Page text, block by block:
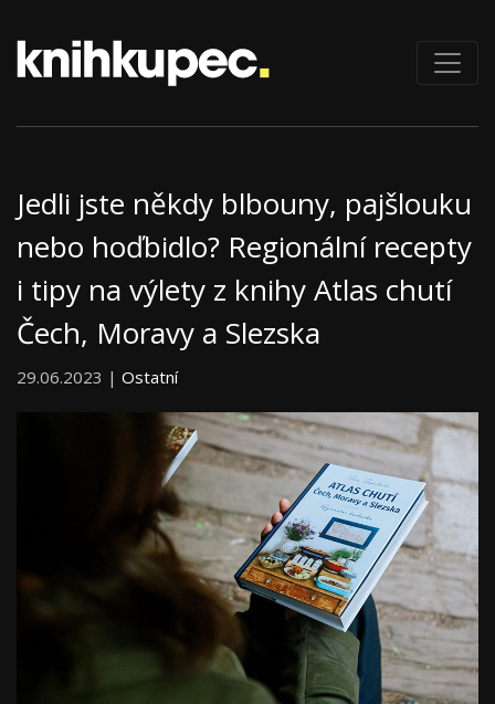
Jedli jste někdy blbouny, pajšlouku
nebo hoďbidlo? Regionální recepty
i tipy na výlety z knihy Atlas chutí
Čech, Moravy a Slezska
29.06.2023 | Ostatní